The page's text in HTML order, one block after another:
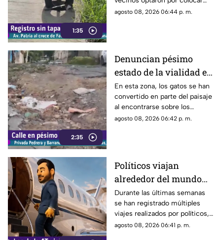
1:35
una llanta como señalamiento
agosto 08, 2026 06:44 p. m.
2:35
Denuncian pésimo
estado de la vialidad en
Privada Pedrera y
Barrancones
En esta zona, los gatos se han
convertido en parte del paisaje
al encontrarse sobre los
techos y las puertas de las
agosto 08, 2026 06:42 p. m.
Políticos viajan
alrededor del mundo
sin ninguna
preocupación
Durante las últimas semanas
se han registrado múltiples
viajes realizados por políticos,
sin que hasta el momento
agosto 08, 2026 06:41 p. m.